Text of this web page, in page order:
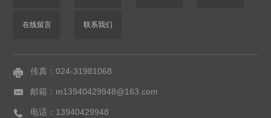
在线留言 联系我们
传真：024-31981068
邮箱：m13940429948@163.com
电话：13940429948